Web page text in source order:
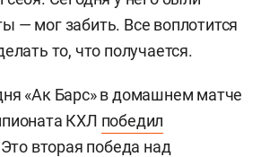
— мог забить. Все воплотится
то, что получается.
«Ак Барс» в домашнем матче
КХЛ победил
вторая победа над